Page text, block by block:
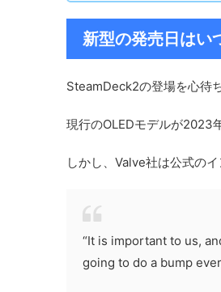
新型の発売日はい
SteamDeck2の登場を心待
現行のOLEDモデルが2023
しかし、Valve社は公式の
“It is important to us,
going to do a bump